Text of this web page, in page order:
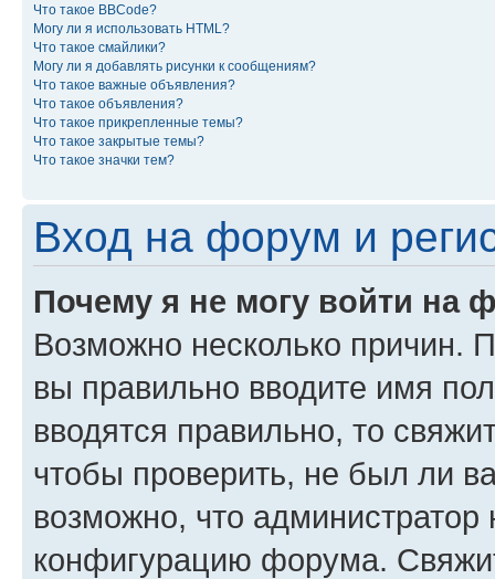
Что такое BBCode?
Могу ли я использовать HTML?
Что такое смайлики?
Могу ли я добавлять рисунки к сообщениям?
Что такое важные объявления?
Что такое объявления?
Что такое прикрепленные темы?
Что такое закрытые темы?
Что такое значки тем?
Вход на форум и
Почему я не могу войти на
Возможно несколько причин.
вы правильно вводите имя
вводятся правильно, то
чтобы проверить, не был ли
возможно, что администратор
конфигурацию форума.